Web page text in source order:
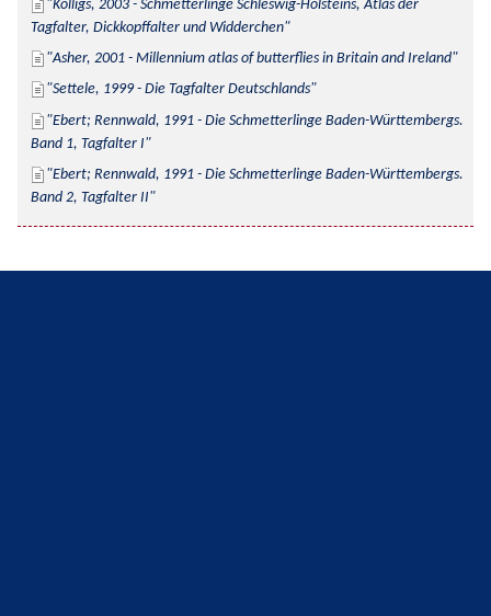
Kolligs, 2003 - Schmetterlinge Schleswig-Holsteins, Atlas der
Tagfalter, Dickkopffalter und Widderchen
Asher, 2001 - Millennium atlas of butterflies in Britain and Ireland
Settele, 1999 - Die Tagfalter Deutschlands
Ebert; Rennwald, 1991 - Die Schmetterlinge Baden-Württembergs.
Band 1, Tagfalter I
Ebert; Rennwald, 1991 - Die Schmetterlinge Baden-Württembergs.
Band 2, Tagfalter II